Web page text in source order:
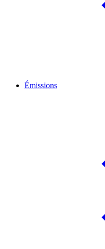
Émissions